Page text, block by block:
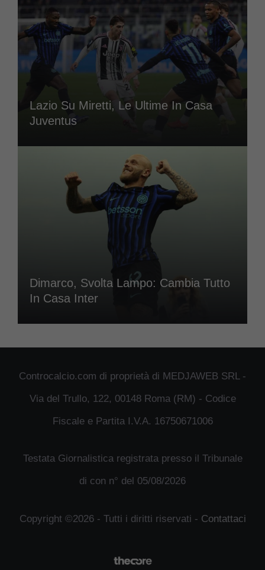
Lazio Su Miretti, Le Ultime In Casa
Juventus
Dimarco, Svolta Lampo: Cambia Tutto
In Casa Inter
Controcalcio.com di proprietà di MEDJAWEB SRL -
Via del Trullo, 122, 00148 Roma (RM) - Codice
Fiscale e Partita I.V.A. 16750671006
Testata Giornalistica registrata presso il Tribunale
di con n° del 05/08/2026
Copyright ©2026 - Tutti i diritti riservati - Contattaci